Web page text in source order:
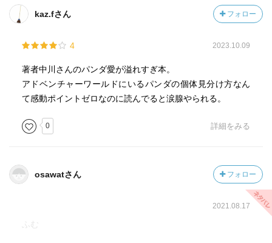
kaz.fさん フォロー
4 2023.10.09
著者中川さんのパンダ愛が溢れすぎ本。
アドベンチャーワールドにいるパンダの個体見分け方なん
て感動ポイントゼロなのに読んでると涙腺やられる。
0 詳細をみる
osawatさん フォロー
2021.08.17